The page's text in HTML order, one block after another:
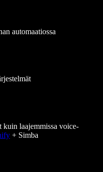
automaatiossa
kuin laajemmissa voice-
+ Simba